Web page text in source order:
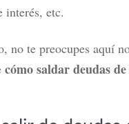
interés, etc.
no te preocupes aquí
cómo saldar deudas